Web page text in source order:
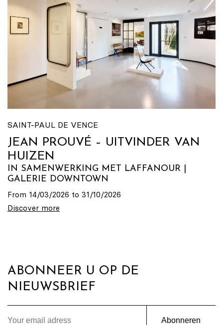
SAINT-PAUL DE VENCE
JEAN PROUVÉ – UITVINDER VAN
HUIZEN
IN SAMENWERKING MET LAFFANOUR |
GALERIE DOWNTOWN
From 14/03/2026 to 31/10/2026
Discover more
ABONNEER U OP DE
NIEUWSBRIEF
Abonneren